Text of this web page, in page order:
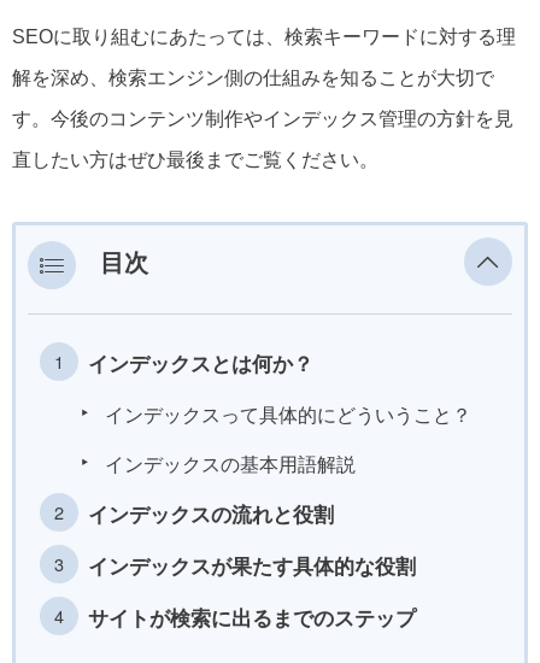
SEOに取り組むにあたっては、検索キーワードに対する理
解を深め、検索エンジン側の仕組みを知ることが大切で
す。今後のコンテンツ制作やインデックス管理の方針を見
直したい方はぜひ最後までご覧ください。
目次
インデックスとは何か？
インデックスって具体的にどういうこと？
インデックスの基本用語解説
インデックスの流れと役割
インデックスが果たす具体的な役割
サイトが検索に出るまでのステップ